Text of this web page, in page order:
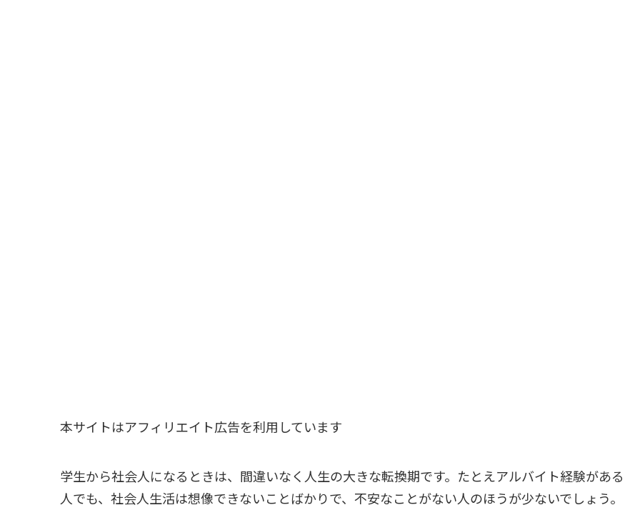
本サイトはアフィリエイト広告を利用しています
学生から社会人になるときは、間違いなく人生の大きな転換期です。たとえアルバイト経験がある
人でも、社会人生活は想像できないことばかりで、不安なことがない人のほうが少ないでしょう。